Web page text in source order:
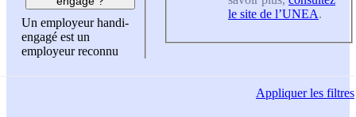
Un employeur handi-
engagé est un
employeur reconnu
le site de l’UNEA.
Appliquerles filtres